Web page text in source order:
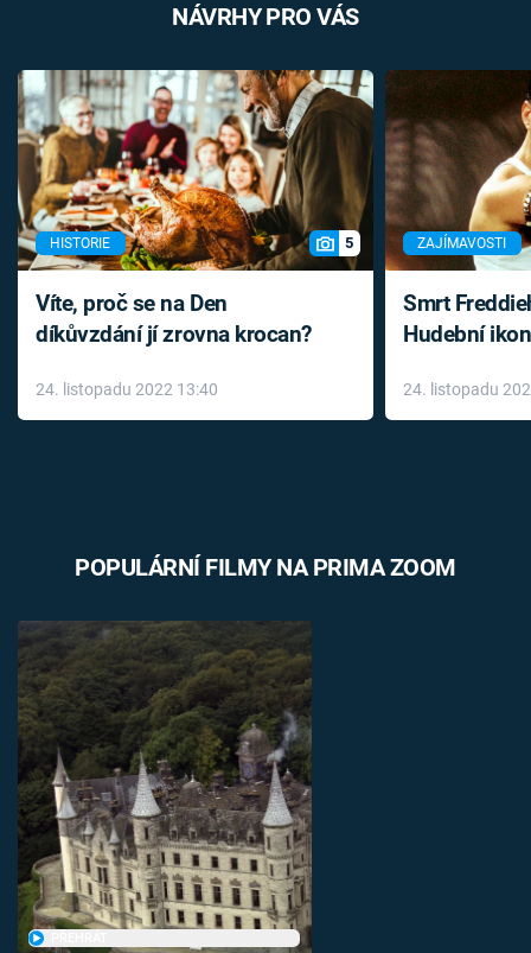
NÁVRHY PRO VÁS
HISTORIE 5
Víte, proč se na Den
díkůvzdání jí zrovna krocan?
24. listopadu 2022 13:40
ZAJÍMAVOSTI
Smrt
Hudební
léky
24. listopadu
POPULÁRNÍ FILMY NA PRIMA ZOOM